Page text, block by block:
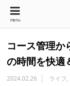
menu
コース管理か
の時間を快適
2024.02.26 ライフ